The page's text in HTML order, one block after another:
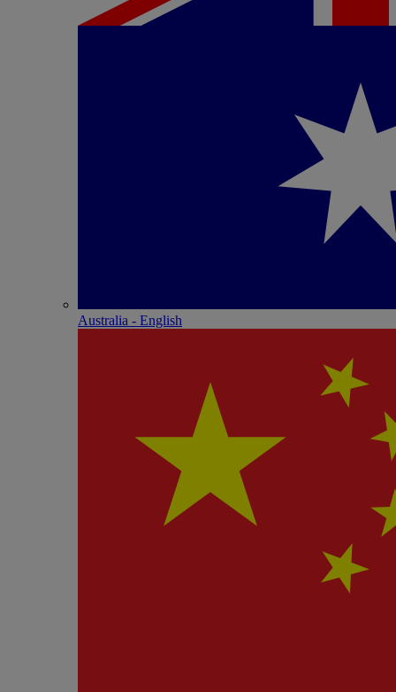
Australia - English